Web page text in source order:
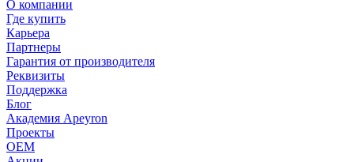
О компании
Где купить
Карьера
Партнеры
Гарантия от производителя
Реквизиты
Поддержка
Блог
Академия Apeyron
Проекты
ОЕМ